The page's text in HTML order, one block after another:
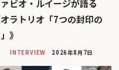
ビオ・ルイージが語る
オラトリオ「7つの封印の
》
INTERVIEW 2026年8月7日